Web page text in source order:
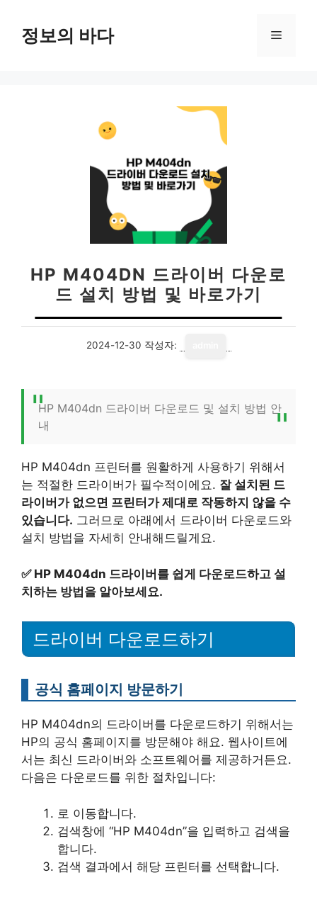
정보의 바다 메
HP M404DN 드라이버 다운로
드 설치 방법 및 바로가기
2024-12-30 작성자:
HP M404dn 드라이버 다운로드 및 설치 방법 안
내
HP M404dn 프린터를 원활하게 사용하기 위해서
는 적절한 드라이버가 필수적이에요. 잘 설치된 드
라이버가 없으면 프린터가 제대로 작동하지 않을 수
있습니다. 그러므로 아래에서 드라이버 다운로드와
설치 방법을 자세히 안내해드릴게요.
✅ HP M404dn 드라이버를 쉽게 다운로드하고 설
치하는 방법을 알아보세요.
드라이버 다운로드하기
공식 홈페이지 방문하기
HP M404dn의 드라이버를 다운로드하기 위해서는
HP의 공식 홈페이지를 방문해야 해요. 웹사이트에
서는 최신 드라이버와 소프트웨어를 제공하거든요.
다음은 다운로드를 위한 절차입니다:
로 이동합니다.
검색창에 “HP M404dn”을 입력하고 검색을
합니다.
검색 결과에서 해당 프린터를 선택합니다.